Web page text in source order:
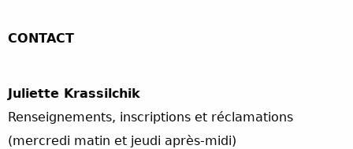
CONTACT
Juliette Krassilchik
Renseignements, inscriptions et réclamations
(mercredi matin et jeudi après-midi)